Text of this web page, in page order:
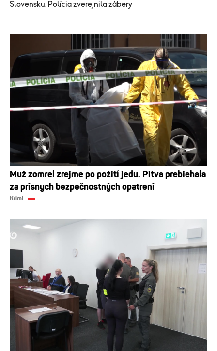
Slovensku. Polícia zverejnila zábery
Muž zomrel zrejme po požití jedu. Pitva prebiehala
za prísnych bezpečnostných opatrení
Krimi